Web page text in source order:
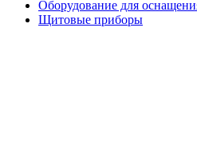
Оборудование для
Щитовые приборы